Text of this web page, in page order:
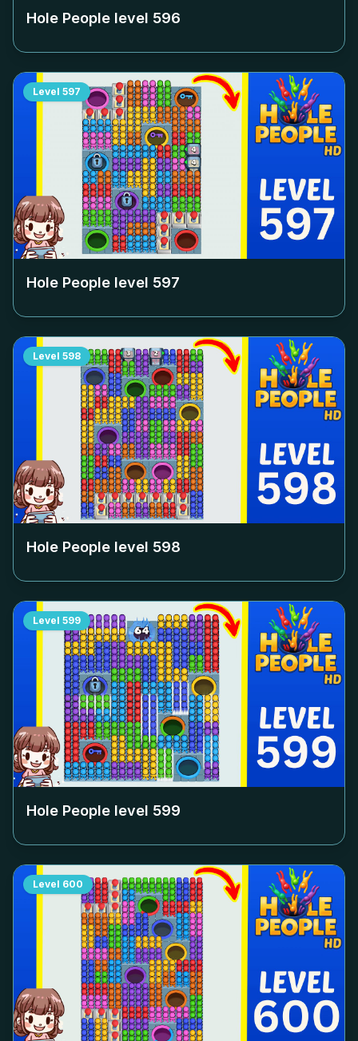
Hole People level 596
Level 597
Hole People level 597
Level 598
Hole People level 598
Level 599
Hole People level 599
Level 600